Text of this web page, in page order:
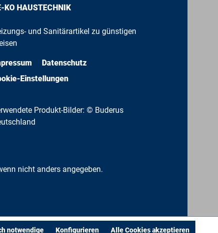
KO HAUSTECHNIK
und Sanitärartikel zu günstigen
Datenschutz
Einstellungen
Produkt-Bilder: © Buderus
nicht anders angegeben.
notwendige Konfigurieren Alle Cookies akzeptieren